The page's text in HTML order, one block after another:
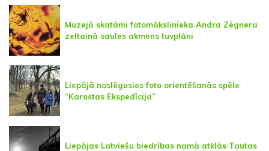
Muzejā skatāmi fotomākslinieka Andra Zēgnera
zeltainā saules akmens tuvplāni
Liepājā noslēgusies foto orientēšanās spēle
“Karostas Ekspedīcija”
Liepājas Latviešu biedrības namā atklās Tautas